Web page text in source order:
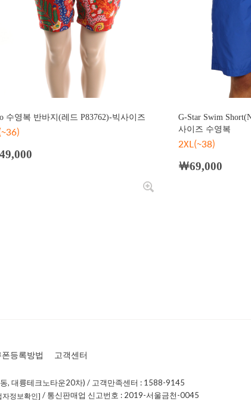
수영복 반바지(레드 P83762)-빅사이즈
G-Star Swim
사이즈 수영복
2XL(~38)
￦69,000
폰등록방법 고객센터
, 대륭테크노타운20차) / 고객만족센터 : 1588-9145
자정보확인] / 통신판매업 신고번호 : 2019-서울금천-0045